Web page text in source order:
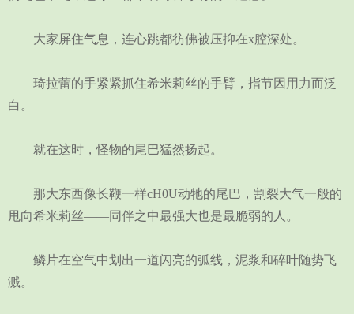
大家屏住气息，连心跳都彷佛被压抑在x腔深处。
琦拉蕾的手紧紧抓住希米莉丝的手臂，指节因用力而泛
白。
就在这时，怪物的尾巴猛然扬起。
那大东西像长鞭一样cH0U动牠的尾巴，割裂大气一般的
甩向希米莉丝——同伴之中最强大也是最脆弱的人。
鳞片在空气中划出一道闪亮的弧线，泥浆和碎叶随势飞
溅。